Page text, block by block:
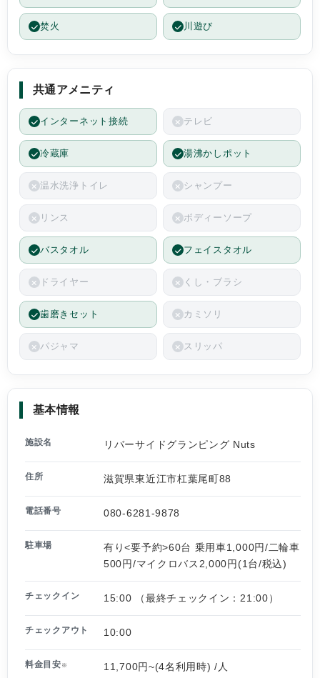
焚火 川遊び
共通アメニティ
インターネット接続 テレビ
冷蔵庫 湯沸かしポット
温水洗浄トイレ シャンプー
リンス ボディーソープ
バスタオル フェイスタオル
ドライヤー くし・ブラシ
歯磨きセット カミソリ
パジャマ スリッパ
基本情報
施設名 リバーサイドグランピング Nuts
住所 滋賀県東近江市杠葉尾町88
電話番号 080-6281-9878
駐車場
有り<要予約>60台 乗用車1,000円/二輪車
500円/マイクロバス2,000円(1台/税込)
チェックイン 15:00 （最終チェックイン：21:00）
チェックアウト 10:00
料金目安 ※ 11,700円~(4名利用時) /人